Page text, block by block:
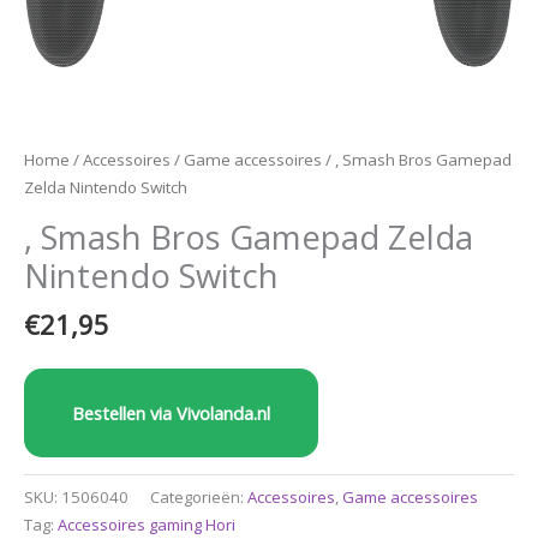
Home /Accessoires / Game accessoires / , Smash Bros Gamepad
Zelda Nintendo Switch
, Smash Bros Gamepad Zelda
Nintendo Switch
€21,95
Bestellen via Vivolanda.nl
SKU: 1506040 Categorieën: Accessoires, Game accessoires
Tag: Accessoires gaming Hori